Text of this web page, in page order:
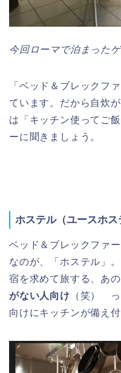
今回ローマで泊まった
「ベッド＆ブレックフ
ています。だから自炊
は「キッチン使ってご
ーに聞きましょう。
ホステル（ユースホ
ベッド＆ブレックファ
なのが、「ホステル」
宿を求めて旅する、あの
がない人向け （笑） っ
向けにキッチンが備え